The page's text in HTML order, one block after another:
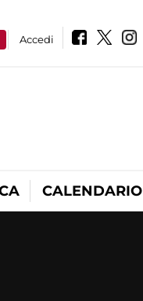
Accedi
CALENDARIO